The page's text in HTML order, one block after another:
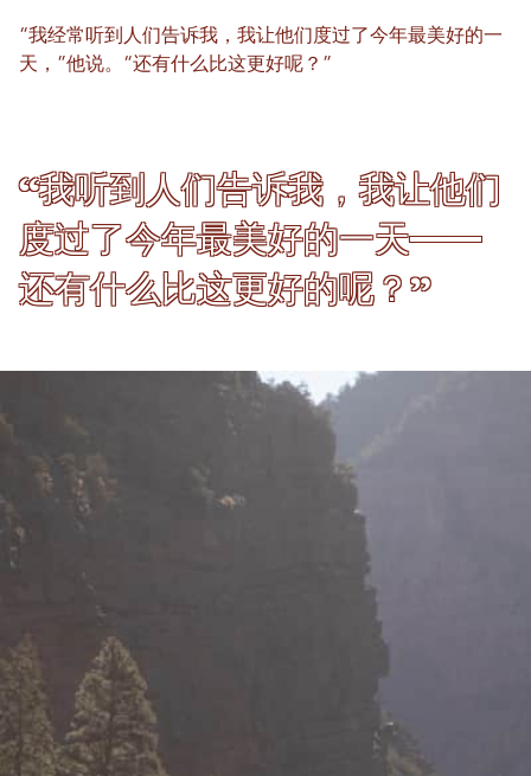
“我经常听到人们告诉我，我让他们度过了今年最美好的一
天，”他说。“还有什么比这更好呢？”
“我听到人们告诉我，我让他们
度过了今年最美好的一天——
还有什么比这更好的呢？”